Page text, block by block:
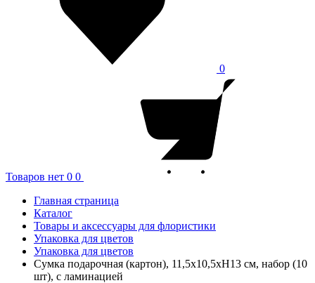
0
Товаров нет 0 0
Главная страница
Каталог
Товары и аксессуары для флористики
Упаковка для цветов
Упаковка для цветов
Сумка подарочная (картон), 11,5x10,5xH13 см, набор (10
шт), с ламинацией